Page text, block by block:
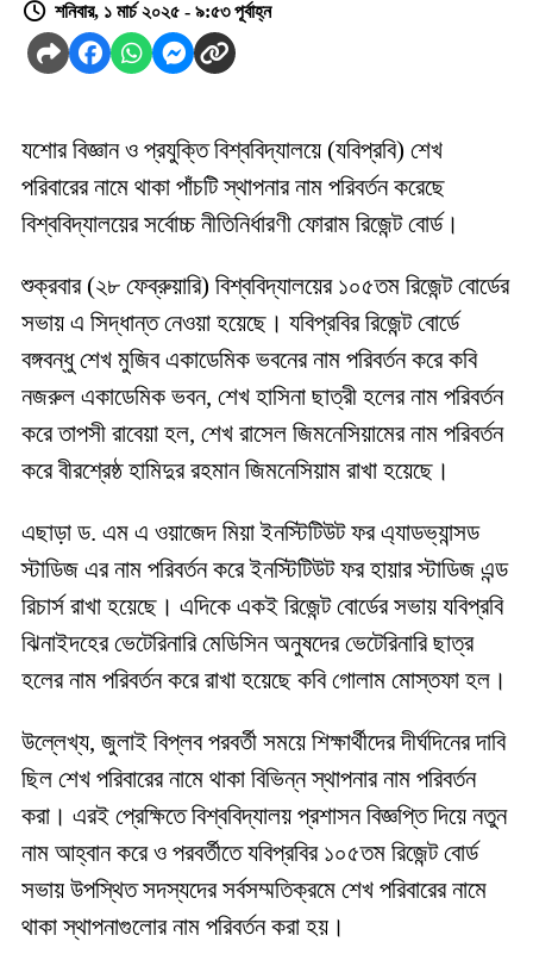
শনিবার, ১ মার্চ ২০২৫ - ৯:৫৩ পূর্বাহ্ন
যশোর বিজ্ঞান ও প্রযুক্তি বিশ্ববিদ্যালয়ে (যবিপ্রবি) শেখ
পরিবারের নামে থাকা পাঁচটি স্থাপনার নাম পরিবর্তন করেছে
বিশ্ববিদ্যালয়ের সর্বোচ্চ নীতিনির্ধারণী ফোরাম রিজেন্ট বোর্ড।
শুক্রবার (২৮ ফেব্রুয়ারি) বিশ্ববিদ্যালয়ের ১০৫তম রিজেন্ট বোর্ডের
সভায় এ সিদ্ধান্ত নেওয়া হয়েছে। যবিপ্রবির রিজেন্ট বোর্ডে
বঙ্গবন্ধু শেখ মুজিব একাডেমিক ভবনের নাম পরিবর্তন করে কবি
নজরুল একাডেমিক ভবন, শেখ হাসিনা ছাত্রী হলের নাম পরিবর্তন
করে তাপসী রাবেয়া হল, শেখ রাসেল জিমনেসিয়ামের নাম পরিবর্তন
করে বীরশ্রেষ্ঠ হামিদুর রহমান জিমনেসিয়াম রাখা হয়েছে।
এছাড়া ড. এম এ ওয়াজেদ মিয়া ইনস্টিটিউট ফর এ্যাডভ্যান্সড
স্টাডিজ এর নাম পরিবর্তন করে ইনস্টিটিউট ফর হায়ার স্টাডিজ এন্ড
রিচার্স রাখা হয়েছে। এদিকে একই রিজেন্ট বোর্ডের সভায় যবিপ্রবি
ঝিনাইদহের ভেটেরিনারি মেডিসিন অনুষদের ভেটেরিনারি ছাত্র
হলের নাম পরিবর্তন করে রাখা হয়েছে কবি গোলাম মোস্তফা হল।
উল্লেখ্য, জুলাই বিপ্লব পরবর্তী সময়ে শিক্ষার্থীদের দীর্ঘদিনের দাবি
ছিল শেখ পরিবারের নামে থাকা বিভিন্ন স্থাপনার নাম পরিবর্তন
করা। এরই প্রেক্ষিতে বিশ্ববিদ্যালয় প্রশাসন বিজ্ঞপ্তি দিয়ে নতুন
নাম আহ্বান করে ও পরবর্তীতে যবিপ্রবির ১০৫তম রিজেন্ট বোর্ড
সভায় উপস্থিত সদস্যদের সর্বসম্মতিক্রমে শেখ পরিবারের নামে
থাকা স্থাপনাগুলোর নাম পরিবর্তন করা হয়।